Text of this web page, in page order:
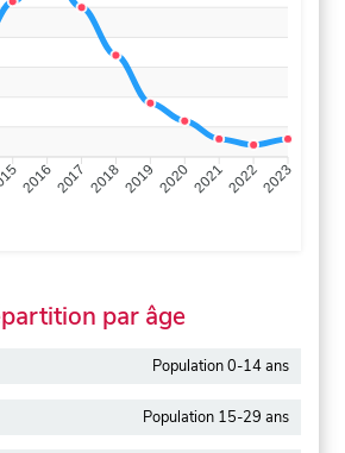
20162017 20182019 2020202120222023
par âge
Population 0-14 ans
Population 15-29 ans